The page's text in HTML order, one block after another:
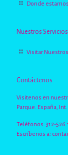
Donde
Nuestros Servicios
Visitar
Contáctenos
Visitenos en
Parque. España,
Teléfonos: 312-
Escríbenos a: